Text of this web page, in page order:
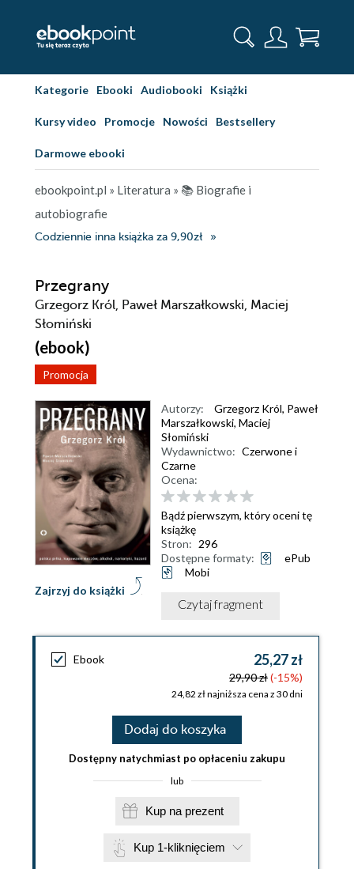
Kategorie Ebooki Audiobooki Książki
Kursy video Promocje Nowości Bestsellery
Darmowe ebooki
ebookpoint.pl » Literatura » 📚 Biografie i
autobiografie
Codziennie inna książka za 9,90zł
Przegrany
Grzegorz Król, Paweł Marszałkowski, Maciej
Słomiński
(ebook)
Promocja
Zajrzyj do książki
Autorzy: Grzegorz Król, Paweł
Marszałkowski, Maciej
Słomiński
Wydawnictwo: Czerwone i
Czarne
Ocena:
Bądź pierwszym, który oceni tę
książkę
Stron: 296
Dostępne formaty:
ePub
Mobi
Czytaj fragment
Ebook 25,27 zł
29,90 zł(-15%)
24,82 zł najniższa cena z 30 dni
Dodaj do koszyka
Dostępny natychmiast po opłaceniu zakupu
lub
Kup na prezent
Kup 1-kliknięciem